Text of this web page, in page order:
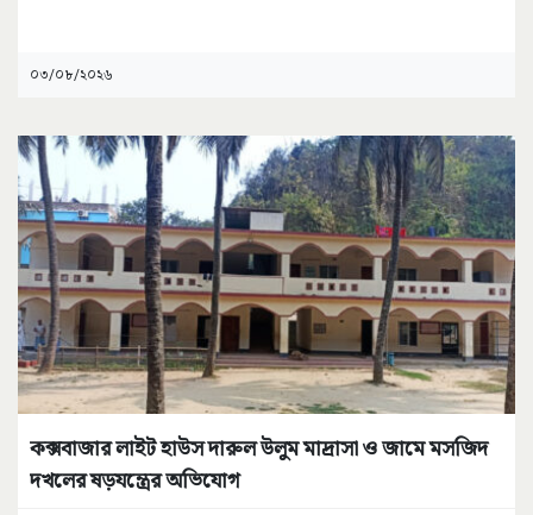
০৩/০৮/২০২৬
কক্সবাজার লাইট হাউস দারুল উলুম মাদ্রাসা ও জামে মসজিদ
দখলের ষড়যন্ত্রের অভিযোগ